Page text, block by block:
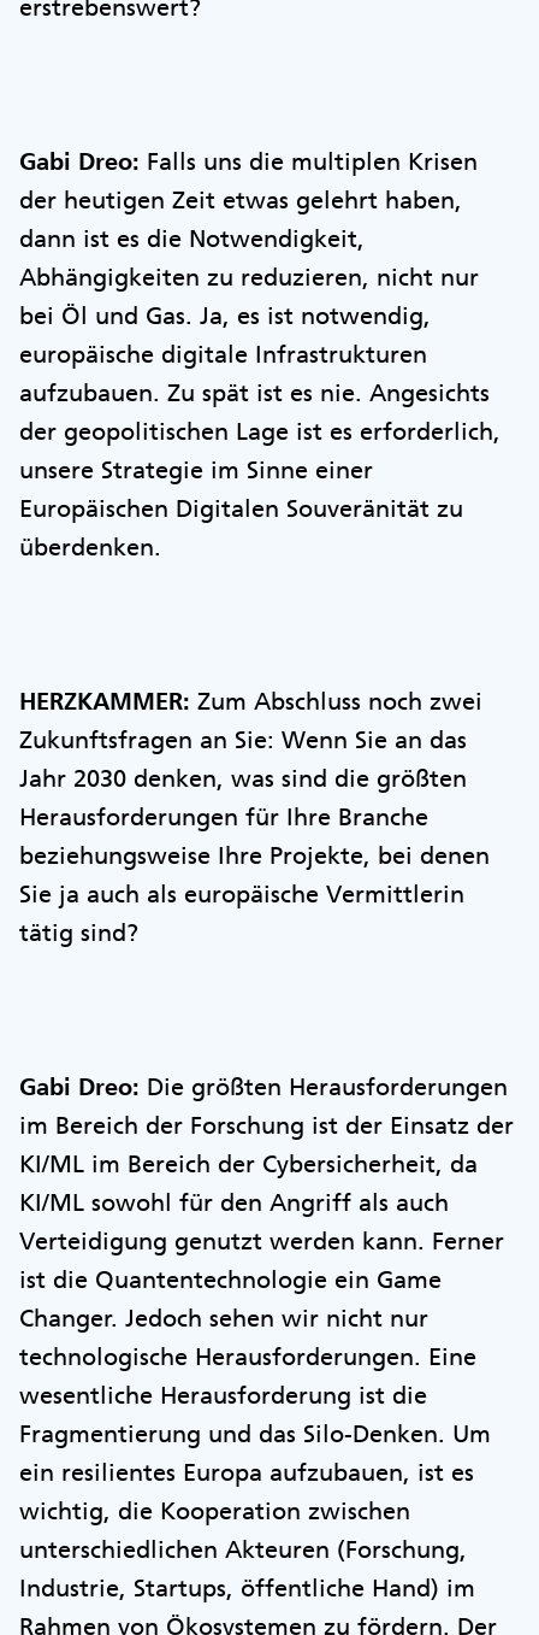
erstrebenswert?
Gabi Dreo: Falls uns die multiplen Krisen
der heutigen Zeit etwas gelehrt haben,
dann ist es die Notwendigkeit,
Abhängigkeiten zu reduzieren, nicht nur
bei Öl und Gas. Ja, es ist notwendig,
europäische digitale Infrastrukturen
aufzubauen. Zu spät ist es nie. Angesichts
der geopolitischen Lage ist es erforderlich,
unsere Strategie im Sinne einer
Europäischen Digitalen Souveränität zu
überdenken.
HERZKAMMER: Zum Abschluss noch zwei
Zukunftsfragen an Sie: Wenn Sie an das
Jahr 2030 denken, was sind die größten
Herausforderungen für Ihre Branche
beziehungsweise Ihre Projekte, bei denen
Sie ja auch als europäische Vermittlerin
tätig sind?
Gabi Dreo: Die größten Herausforderungen
im Bereich der Forschung ist der Einsatz der
KI/ML im Bereich der Cybersicherheit, da
KI/ML sowohl für den Angriff als auch
Verteidigung genutzt werden kann. Ferner
ist die Quantentechnologie ein Game
Changer. Jedoch sehen wir nicht nur
technologische Herausforderungen. Eine
wesentliche Herausforderung ist die
Fragmentierung und das Silo-Denken. Um
ein resilientes Europa aufzubauen, ist es
wichtig, die Kooperation zwischen
unterschiedlichen Akteuren (Forschung,
Industrie, Startups, öffentliche Hand) im
Rahmen von Ökosystemen zu fördern. Der